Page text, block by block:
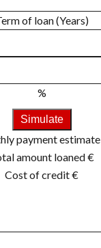
of loan (Years)
%
Simulate
payment estimate
amount loaned€
Cost of credit€